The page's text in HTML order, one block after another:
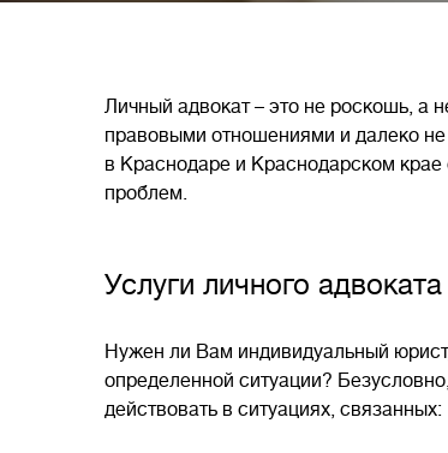
Личный адвокат – это не роскошь, а
правовыми отношениями и далеко не
в Краснодаре и Краснодарском
проблем.
Услуги личного
Нужен ли Вам индивидуальный
определенной ситуации?
действовать в ситуациях, связанных: